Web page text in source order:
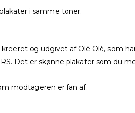
i samme toner.
og udgivet af Olé Olé, som
Det er skønne plakater som du
modtageren er fan af.